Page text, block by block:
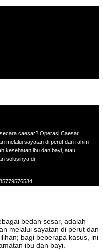
caesar? Operasi Caesar
melalui sayatan di perut dan rahim
kesehatan ibu dan bayi, atau
solusinya di
bedah sesar, adalah
melalui sayatan di perut dan
bagi beberapa kasus, ini
ibu dan bayi.